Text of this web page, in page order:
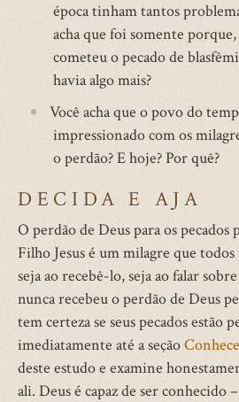
época tinham tantos
acha que foi somente porque,
cometeu o pecado de
havia algo mais?
Você acha que o povo do
impressionado com os
o perdão? E hoje? Por quê?
DECIDA E AJA
O perdão de Deus para os
Filho Jesus é um milagre que
seja ao recebê-lo, seja ao falar
nunca recebeu o perdão de Deus
tem certeza se seus pecados estão
imediatamente até a seção
deste estudo e examine
ali. Deus é capaz de ser conhecido